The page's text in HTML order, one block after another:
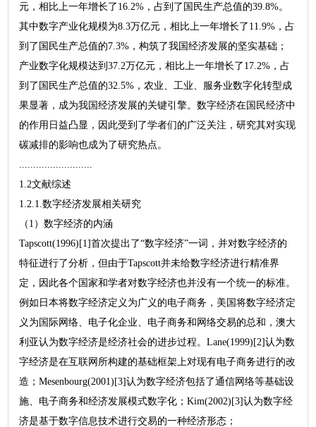
元，相比上一年增长了16.2%，占到了国民生产总值的39.8%。
其中数字产业化规模为8.3万亿元，相比上一年增长了11.9%，占
到了国民生产总值的7.3%，构筑了我国经济发展的坚实基础；
产业数字化规模达到37.2万亿元，相比上一年增长了17.2%，占
到了国民生产总值的32.5%，农业、工业、服务业数字化转型成
果显著，成为我国经济发展的关键引擎。数字经济在国民经济中
的作用日益凸显，因此受到了学者们的广泛关注，研究其对实现
碳减排的影响也成为了研究热点。
1.2文献综述
1.2.1.数字经济发展相关研究
（1）数字经济的内涵
Tapscott(1996)[1]首次提出了“数字经济”一词，并对数字经济的
特征进行了分析，但由于Tapscott并未给数字经济进行精准界
定，因此各个国家和学者对数字经济也并没有一个统一的标准。
例如日本将数字经济定义为广义的电子商务，美国将数字经济定
义为国际网络、电子化企业、电子商务和网络交易的总和，澳大
利亚认为数字经济是经济社会的进步过程。Lane(1999)[2]认为数
字经济是在互联网所构建的基础框架上对现有电子商务进行的改
造；Mesenbourg(2001)[3]认为数字经济包括了通信网络等基础设
施、电子商务和经济发展模式数字化；Kim(2002)[3]认为数字经
济是基于数字信息技术进行交易的一种经济形态；